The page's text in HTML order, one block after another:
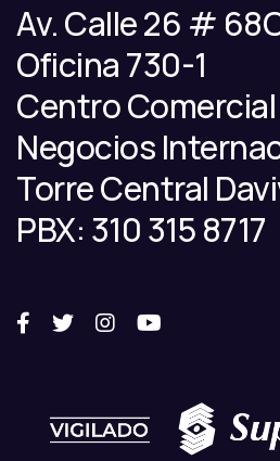
Av. Calle 26 #
Oficina 730-1
Centro Comercial
Negocios
Torre Central
PBX: 310 315 8717